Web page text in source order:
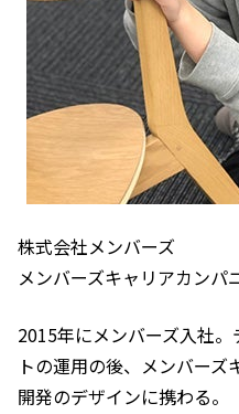
株式会社メンバーズ
メンバーズキャリアカンパ
2015年にメンバーズ入社
トの運用の後、メンバー
開発のデザインに携わる。